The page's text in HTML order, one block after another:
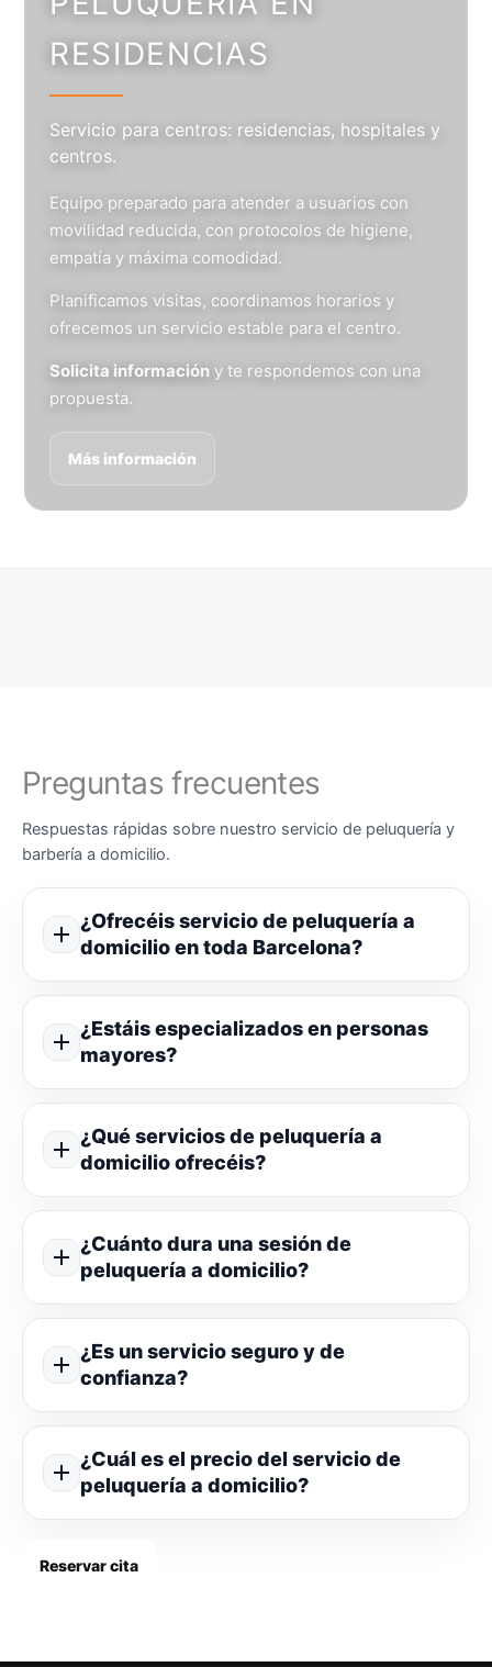
RESIDENCIAS
Servicio para centros: residencias, hospitales y
centros.
Equipo preparado para atender a usuarios con
movilidad reducida, con protocolos de higiene,
empatía y máxima comodidad.
Planificamos visitas, coordinamos horarios y
ofrecemos un servicio estable para el centro.
Solicita información y te respondemos con una
propuesta.
Más información
Preguntas frecuentes
Respuestas rápidas sobre nuestro servicio de peluquería y
barbería a domicilio.
¿Ofrecéis servicio de peluquería a
domicilio en toda Barcelona?
¿Estáis especializados en personas
mayores?
¿Qué servicios de peluquería a
domicilio ofrecéis?
¿Cuánto dura una sesión de
peluquería a domicilio?
¿Es un servicio seguro y de
confianza?
¿Cuál es el precio del servicio de
peluquería a domicilio?
Reservar cita